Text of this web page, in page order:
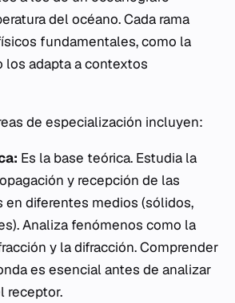
del océano. Cada rama
fundamentales, como la
los adapta a contextos
de especialización incluyen:
Es la base teórica. Estudia la
y recepción de las
en diferentes medios (sólidos,
Analiza fenómenos como la
y la difracción. Comprender
es esencial antes de analizar
receptor.